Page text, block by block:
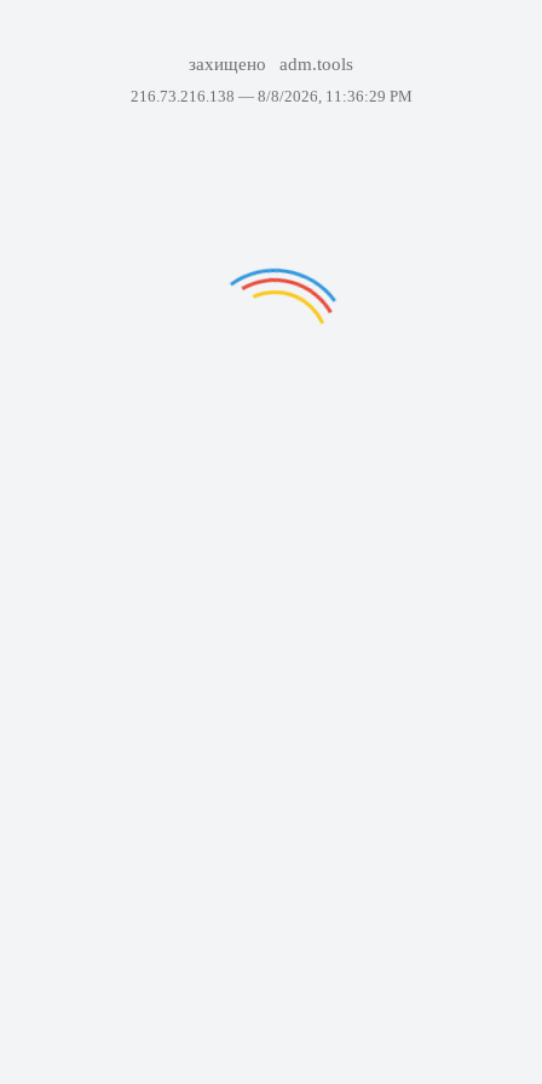
захищено adm.tools
216.73.216.138 — 8/8/2026, 11:36:29 PM